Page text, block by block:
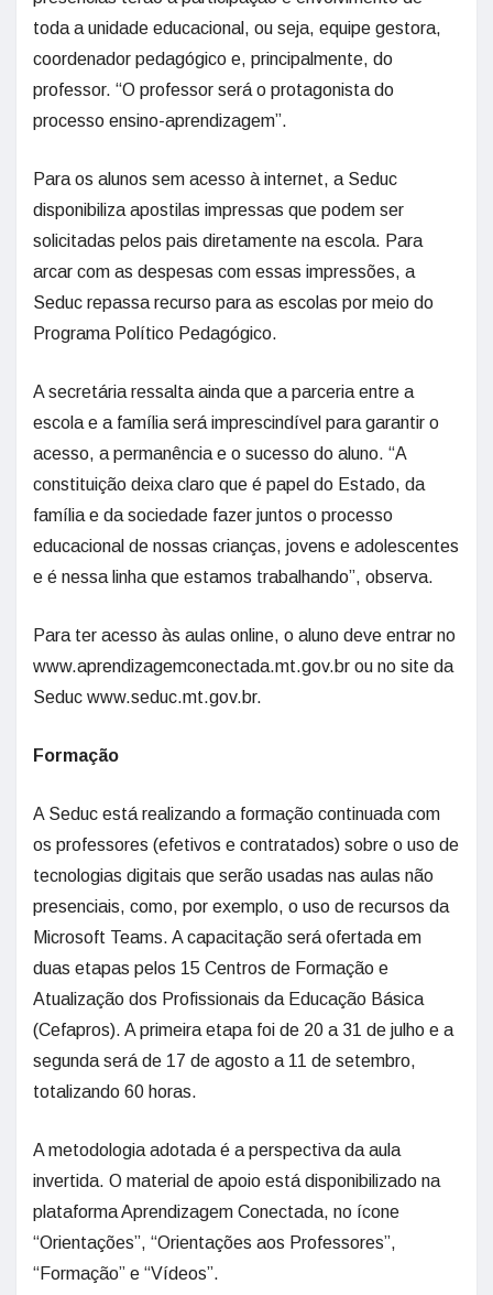
toda a unidade educacional, ou seja, equipe gestora,
coordenador pedagógico e, principalmente, do
professor. “O professor será o protagonista do
processo ensino-aprendizagem”.
Para os alunos sem acesso à internet, a Seduc
disponibiliza apostilas impressas que podem ser
solicitadas pelos pais diretamente na escola. Para
arcar com as despesas com essas impressões, a
Seduc repassa recurso para as escolas por meio do
Programa Político Pedagógico.
A secretária ressalta ainda que a parceria entre a
escola e a família será imprescindível para garantir o
acesso, a permanência e o sucesso do aluno. “A
constituição deixa claro que é papel do Estado, da
família e da sociedade fazer juntos o processo
educacional de nossas crianças, jovens e adolescentes
e é nessa linha que estamos trabalhando”, observa.
Para ter acesso às aulas online, o aluno deve entrar no
www.aprendizagemconectada.mt.gov.br ou no site da
Seduc www.seduc.mt.gov.br.
Formação
A Seduc está realizando a formação continuada com
os professores (efetivos e contratados) sobre o uso de
tecnologias digitais que serão usadas nas aulas não
presenciais, como, por exemplo, o uso de recursos da
Microsoft Teams. A capacitação será ofertada em
duas etapas pelos 15 Centros de Formação e
Atualização dos Profissionais da Educação Básica
(Cefapros). A primeira etapa foi de 20 a 31 de julho e a
segunda será de 17 de agosto a 11 de setembro,
totalizando 60 horas.
A metodologia adotada é a perspectiva da aula
invertida. O material de apoio está disponibilizado na
plataforma Aprendizagem Conectada, no ícone
“Orientações”, “Orientações aos Professores”,
“Formação” e “Vídeos”.